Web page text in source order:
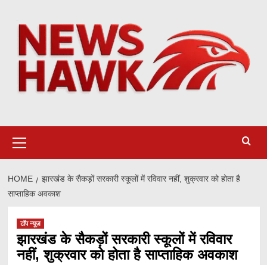
content
Menu
HOME
झारखंड के सैकड़ों सरकारी स्कूलों में रविवार नहीं, शुक्रवार को होता है
साप्ताहिक अवकाश
टॉप न्यूज़
झारखंड के सैकड़ों सरकारी स्कूलों में रविवार
नहीं, शुक्रवार को होता है साप्ताहिक अवकाश